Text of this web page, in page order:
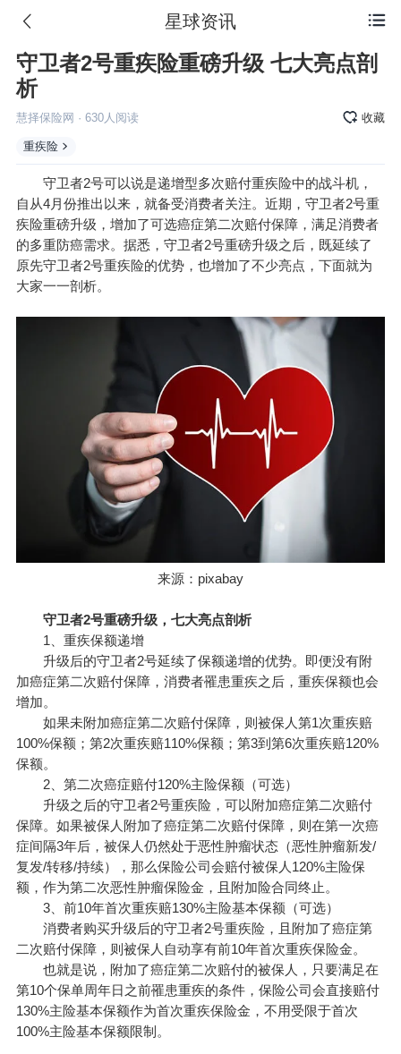
 星球资讯
守卫者2号重疾险重磅升级 七大亮点剖
析
慧择保险网 · 630人阅读 收藏
重疾险
守卫者2号可以说是递增型多次赔付重疾险中的战斗机，
自从4月份推出以来，就备受消费者关注。近期，守卫者2号重
疾险重磅升级，增加了可选癌症第二次赔付保障，满足消费者
的多重防癌需求。据悉，守卫者2号重磅升级之后，既延续了
原先守卫者2号重疾险的优势，也增加了不少亮点，下面就为
大家一一剖析。
来源：pixabay
守卫者2号重磅升级，七大亮点剖析
1、重疾保额递增
升级后的守卫者2号延续了保额递增的优势。即便没有附
加癌症第二次赔付保障，消费者罹患重疾之后，重疾保额也会
增加。
如果未附加癌症第二次赔付保障，则被保人第1次重疾赔
100%保额；第2次重疾赔110%保额；第3到第6次重疾赔120%
保额。
2、第二次癌症赔付120%主险保额（可选）
升级之后的守卫者2号重疾险，可以附加癌症第二次赔付
保障。如果被保人附加了癌症第二次赔付保障，则在第一次癌
症间隔3年后，被保人仍然处于恶性肿瘤状态（恶性肿瘤新发/
复发/转移/持续），那么保险公司会赔付被保人120%主险保
额，作为第二次恶性肿瘤保险金，且附加险合同终止。
3、前10年首次重疾赔130%主险基本保额（可选）
消费者购买升级后的守卫者2号重疾险，且附加了癌症第
二次赔付保障，则被保人自动享有前10年首次重疾保险金。
也就是说，附加了癌症第二次赔付的被保人，只要满足在
第10个保单周年日之前罹患重疾的条件，保险公司会直接赔付
130%主险基本保额作为首次重疾保险金，不用受限于首次
100%主险基本保额限制。